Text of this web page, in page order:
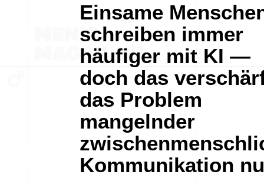
Einsame
schreiben immer
häufiger mit KI —
doch das
das Problem
mangelnder
Kommunikation